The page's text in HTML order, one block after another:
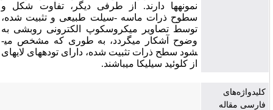
نمونه­ها دارند. از طرفی دیگر، تفاوت شکل و
سطوح ذرات ماسه -سیلت طبیعی و تثبیت شده،
توسط تصاویر میکروسکوپ الکترونی روبشی به
وضوح آشکار می­گردد، به طوری که مشخص می­
شود سطح ذرات تثبیت شده، دارای توده­های لایه­ای
از کلوئید سیلیکا می­باشند.
کلیدواژه‌های
فارسی مقاله